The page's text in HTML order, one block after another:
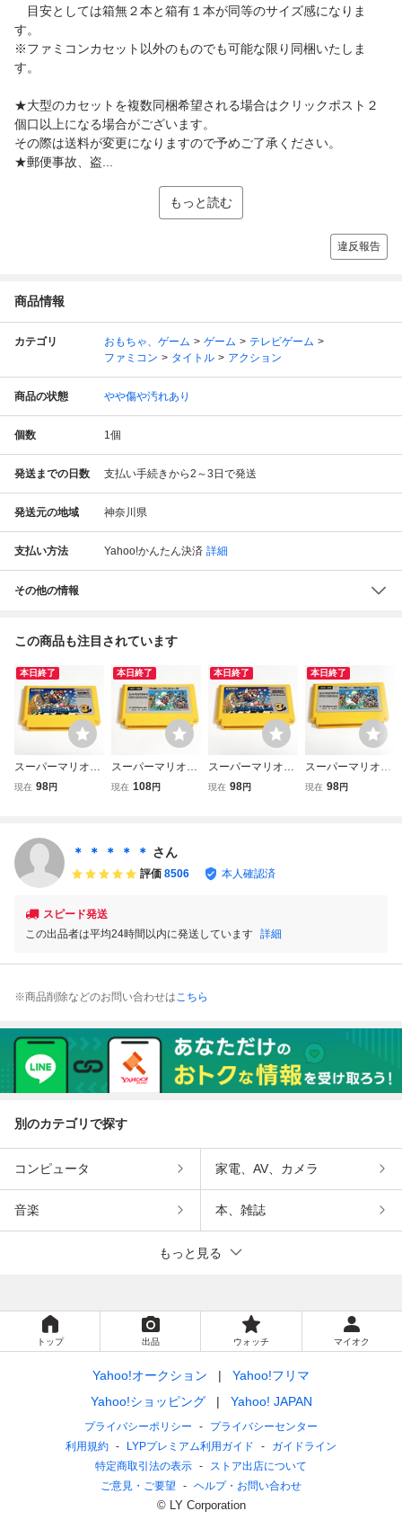
目安としては箱無２本と箱有１本が同等のサイズ感になりま
す。
※ファミコンカセット以外のものでも可能な限り同梱いたしま
す。
★大型のカセットを複数同梱希望される場合はクリックポスト２
個口以上になる場合がございます。
その際は送料が変更になりますので予めご了承ください。
★郵便事故、盗...
もっと読む
違反報告
商品情報
カテゴリ おもちゃ、ゲーム ゲーム
テレビゲーム
ファミコン
タイトル アクション
商品の状態 やや傷や汚れあり
個数 1個
発送までの日数 支払い手続きから2～3日で発送
発送元の地域 神奈川県
支払い方法 Yahoo!かんたん決済 詳細
その他の情報
この商品も注目されています
本日終了
スーパーマリオブ
ラザーズ３【動作
ン
現在 98円
本日終了
スーパーマリオブ
ラザーズ【動作確
現在 108円
本日終了
スーパーマリオブ
ラザーズ３【動作
現在 98円
本日終了
スーパーマリオブ
ラザーズ【動作確
現在 98円
＊ ＊ ＊ ＊ ＊ さん
評価 8506 本人確認済
スピード発送
この出品者は平均24時間以内に発送しています 詳細
※商品削除などのお問い合わせはこちら
別のカテゴリで探す
コンピュータ 家電、AV、カメラ
音楽 本、雑誌
もっと見る
トップ 出品 ウォッチ マイオク
Yahoo!オークション
Yahoo!フリマ
Yahoo!ショッピング
Yahoo! JAPAN
プライバシーポリシー
プライバシーセンター
利用規約
LYPプレミアム利用ガイド
ガイドライン
特定商取引法の表示
ストア出店について
ご意見・ご要望
ヘルプ・お問い合わせ
© LY Corporation